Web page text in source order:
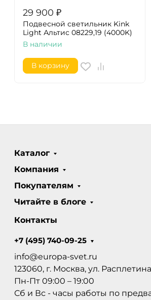
29 900 ₽
Подвесной светильник Kink
Light Альтис 08229,19 (4000K)
В наличии
В корзину
Каталог
Компания
Покупателям
Читайте в блоге
Контакты
+7 (495) 740-09-25
info@europa-svet.ru
123060, г. Москва, ул.
Пн-Пт 09:00 – 19:00
Сб и Вс - часы работы по